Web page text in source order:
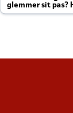
glemmer sit pas?
altid til efter